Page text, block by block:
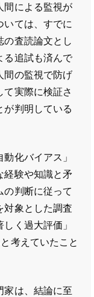
間による監視が
いては、すでに
査読論文とし
る追試も済んで
間の監視で防げ
実際に検証さ
判明している
化バイアス」
経験や知識と矛
の判断に従って
対象とした調査
く過大評価」
考えていたこと
家は、結論に至